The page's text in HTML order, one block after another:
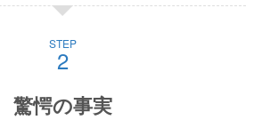
STEP
驚愕の事実